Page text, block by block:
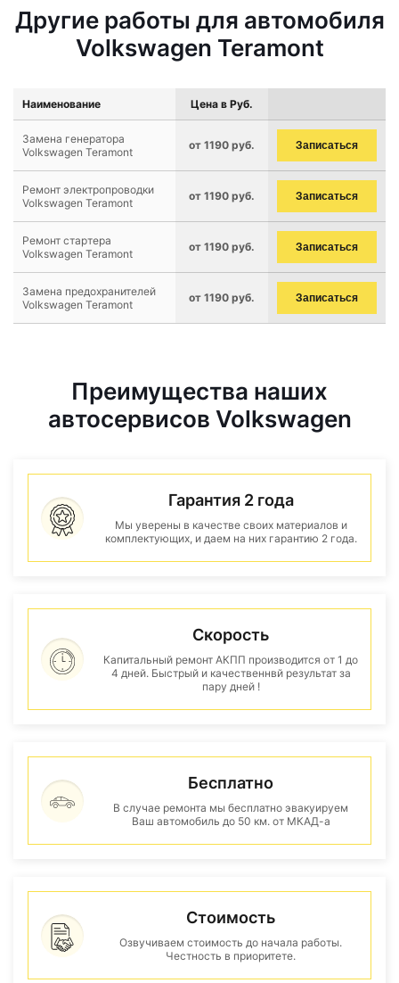
Другие работы для автомобиля
Volkswagen Teramont
Наименование Цена в Руб.
Замена генератора
Volkswagen Teramont
от 1190 руб. Записаться
Ремонт электропроводки
Volkswagen Teramont
от 1190 руб. Записаться
Ремонт стартера
Volkswagen Teramont
от 1190 руб. Записаться
Замена предохранителей
Volkswagen Teramont
от 1190 руб. Записаться
Преимущества наших
автосервисов Volkswagen
Гарантия 2 года
Мы уверены в качестве своих материалов и
комплектующих, и даем на них гарантию 2 года.
Скорость
Капитальный ремонт АКПП производится от 1 до
4 дней. Быстрый и качественнвй результат за
пару дней !
Бесплатно
В случае ремонта мы бесплатно эвакуируем
Ваш автомобиль до 50 км. от МКАД-а
Стоимость
Озвучиваем стоимость до начала работы.
Честность в приоритете.